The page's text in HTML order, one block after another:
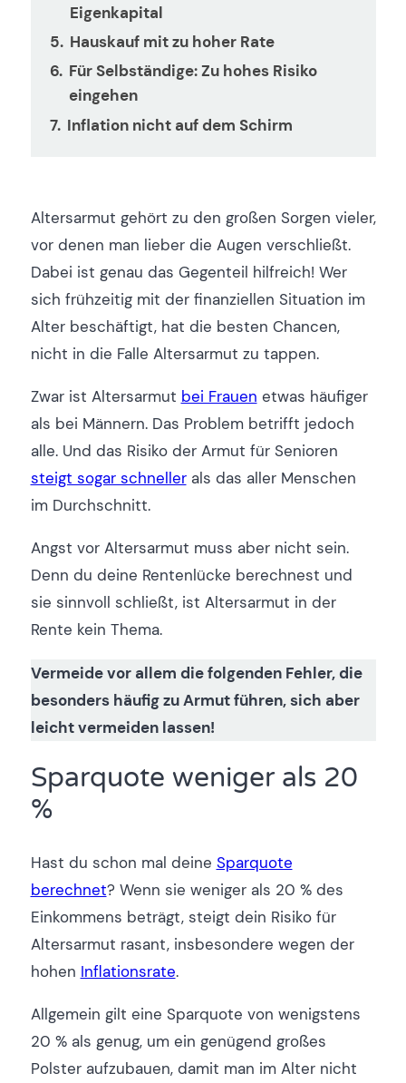
Eigenkapital
Hauskauf mit zu hoher Rate
Für Selbständige: Zu hohes Risiko
eingehen
Inflation nicht auf dem Schirm
Altersarmut gehört zu den großen Sorgen vieler,
vor denen man lieber die Augen verschließt.
Dabei ist genau das Gegenteil hilfreich! Wer
sich frühzeitig mit der finanziellen Situation im
Alter beschäftigt, hat die besten Chancen,
nicht in die Falle Altersarmut zu tappen.
Zwar ist Altersarmut bei Frauen etwas häufiger
als bei Männern. Das Problem betrifft jedoch
alle. Und das Risiko der Armut für Senioren
steigt sogar schnellerals das aller Menschen
im Durchschnitt.
Angst vor Altersarmut muss aber nicht sein.
Denn du deine Rentenlücke berechnest und
sie sinnvoll schließt, ist Altersarmut in der
Rente kein Thema.
Vermeide vor allem die folgenden Fehler, die
besonders häufig zu Armut führen, sich aber
leicht vermeiden lassen!
Sparquote weniger als 20
%
Hast du schon mal deine Sparquote
berechnet? Wenn sie weniger als 20 % des
Einkommens beträgt, steigt dein Risiko für
Altersarmut rasant, insbesondere wegen der
hohen Inflationsrate.
Allgemein gilt eine Sparquote von wenigstens
20 % als genug, um ein genügend großes
Polster aufzubauen, damit man im Alter nicht